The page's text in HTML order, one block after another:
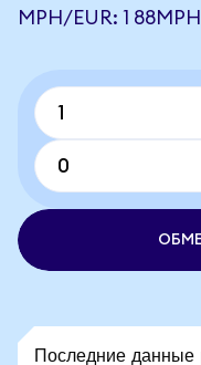
MPH/EUR: 1
Последние